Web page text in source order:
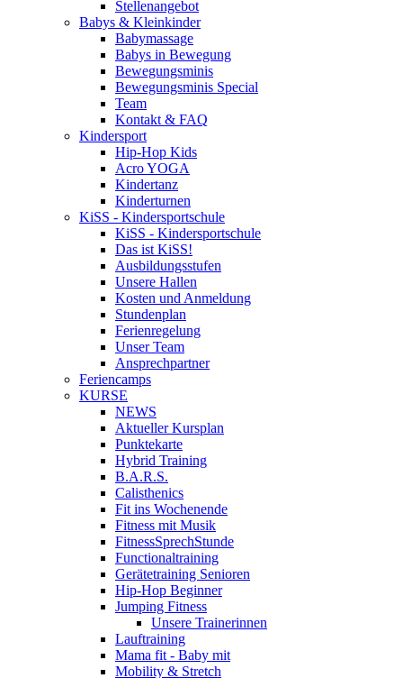
Stellenangebot
Babys & Kleinkinder
Babymassage
Babys in Bewegung
Bewegungsminis
Bewegungsminis Special
Team
Kontakt & FAQ
Kindersport
Hip-Hop Kids
Acro YOGA
Kindertanz
Kinderturnen
KiSS - Kindersportschule
KiSS - Kindersportschule
Das ist KiSS!
Ausbildungsstufen
Unsere Hallen
Kosten und Anmeldung
Stundenplan
Ferienregelung
Unser Team
Ansprechpartner
Feriencamps
KURSE
NEWS
Aktueller Kursplan
Punktekarte
Hybrid Training
B.A.R.S.
Calisthenics
Fit ins Wochenende
Fitness mit Musik
FitnessSprechStunde
Functionaltraining
Gerätetraining Senioren
Hip-Hop Beginner
Jumping Fitness
Unsere Trainerinnen
Lauftraining
Mama fit - Baby mit
Mobility & Stretch